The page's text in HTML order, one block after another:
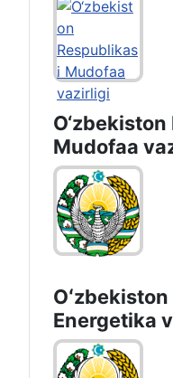
Mudofaa
Energetika